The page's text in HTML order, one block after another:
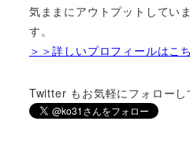
気ままにアウトプットしてい
す。
＞＞詳しいプロフィールはこ
Twitter もお気軽にフォローし